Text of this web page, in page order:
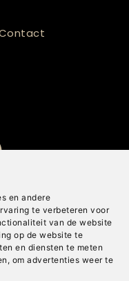
en andere
te verbeteren voor
van de website
op de website te
en diensten te meten
, om advertenties weer te